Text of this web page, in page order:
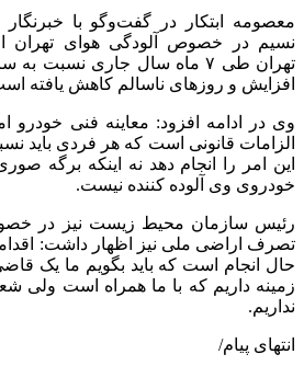
معصومه ابتکار در گفت‌و‌گو با
نسیم در خصوص آلودگی هوای تهران
تهران طی ۷ ماه سال جاری
افزایش و روز‌های ناسالم کاهش یافته
وی در ادامه افزود: معاینه فنی
الزامات قانونی است که هر فردی باید
این امر را انجام دهد نه اینکه برگه
خودروی وی آلوده کننده نیست.
رئیس سازمان محیط زیست نیز در
تصرف اراضی ملی نیز اظهار داشت:
حال انجام است که باید بگویم ما یک
زمینه داریم که با ما همراه است ولی
نداریم.
انتهای پیام/